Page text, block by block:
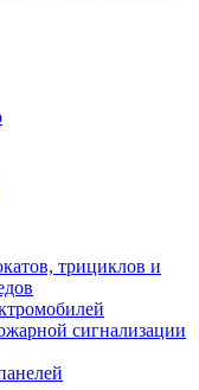
трициклов и
сигнализации